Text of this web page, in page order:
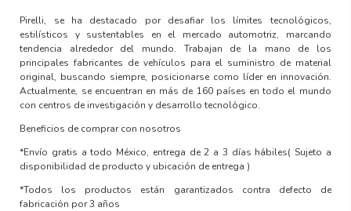
Pirelli, se ha destacado por desafiar los límites tecnológicos,
estilísticos y sustentables en el mercado automotriz, marcando
tendencia alrededor del mundo. Trabajan de la mano de los
principales fabricantes de vehículos para el suministro de material
original, buscando siempre, posicionarse como líder en innovación.
Actualmente, se encuentran en más de 160 países en todo el mundo
con centros de investigación y desarrollo tecnológico.
Beneficios de comprar con nosotros
*Envío gratis a todo México, entrega de 2 a 3 días hábiles( Sujeto a
disponibilidad de producto y ubicación de entrega )
*Todos los productos están garantizados contra defecto de
fabricación por 3 años